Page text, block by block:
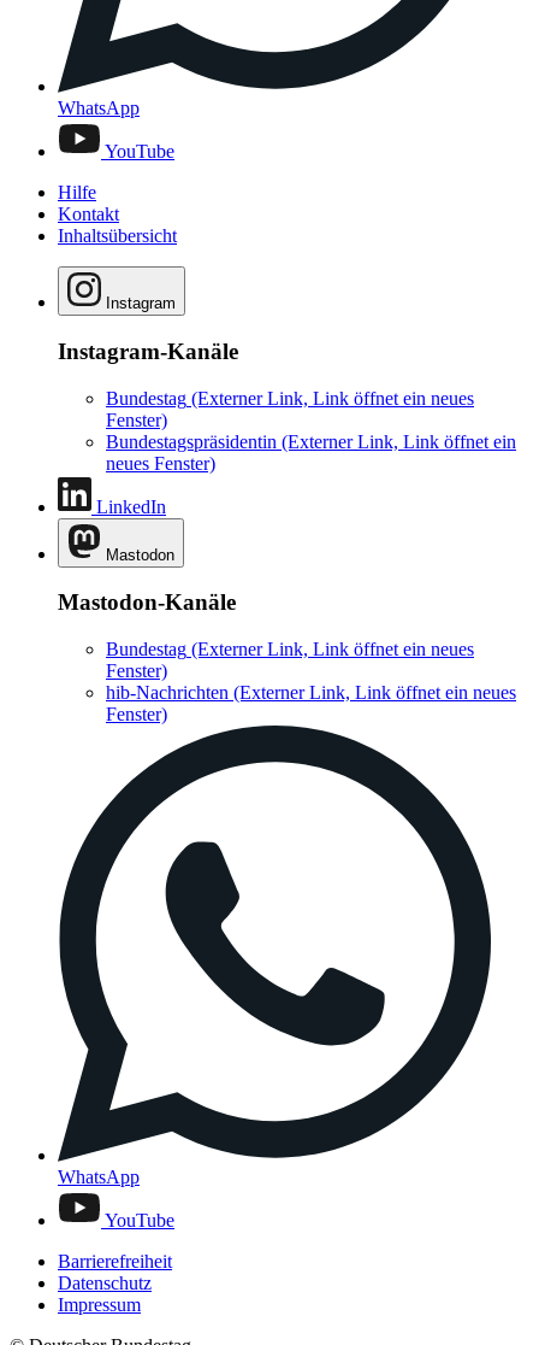
WhatsApp
YouTube
Hilfe
Kontakt
Inhaltsübersicht
Instagram
Instagram-Kanäle
Bundestag (Externer Link, Link öffnet ein neues
Fenster)
Bundestagspräsidentin (Externer Link, Link öffnet ein
neues Fenster)
LinkedIn
Mastodon
Mastodon-Kanäle
Bundestag (Externer Link, Link öffnet ein neues
Fenster)
hib-Nachrichten (Externer Link, Link öffnet ein neues
Fenster)
WhatsApp
YouTube
Barrierefreiheit
Datenschutz
Impressum